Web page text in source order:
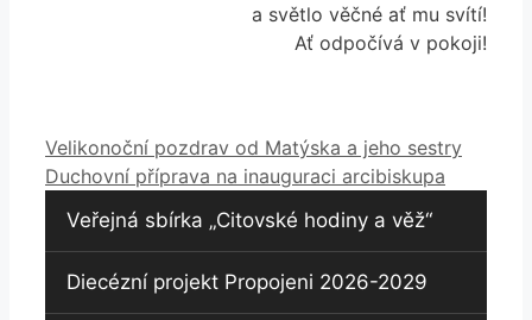
a světlo věčné ať mu svítí!
Ať odpočívá v pokoji!
Velikonoční pozdrav od Matýska a jeho sestry
Duchovní příprava na inauguraci arcibiskupa
Veřejná sbírka „Citovské hodiny a věž“
Diecézní projekt Propojeni 2026-2029